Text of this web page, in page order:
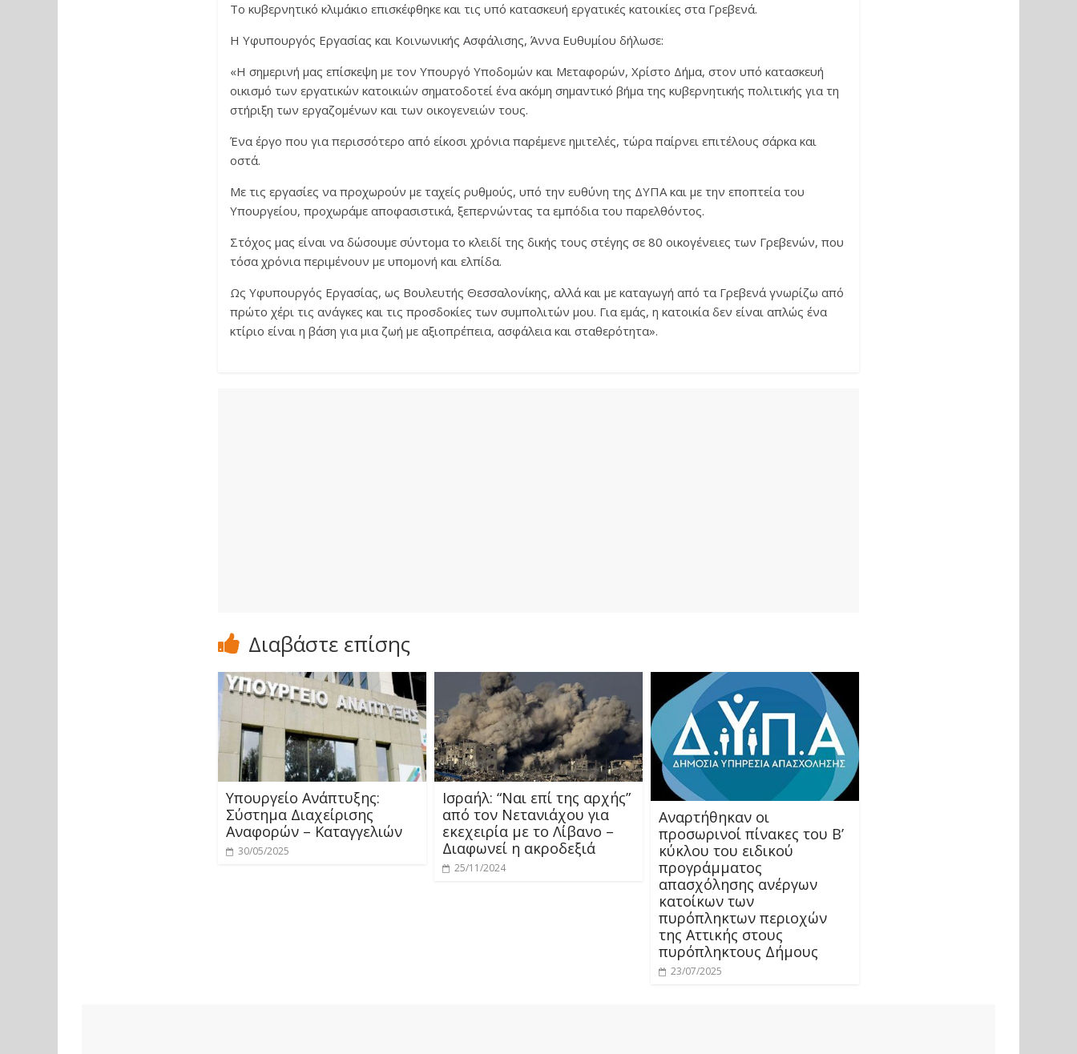
Το κυβερνητικό κλιμάκιο επισκέφθηκε και τις υπό κατασκευή εργατικές κατοικίες στα Γρεβενά.
Η Υφυπουργός Εργασίας και Κοινωνικής Ασφάλισης, Άννα Ευθυμίου δήλωσε:
«Η σημερινή μας επίσκεψη με τον Υπουργό Υποδομών και Μεταφορών, Χρίστο Δήμα, στον υπό κατασκευή
οικισμό των εργατικών κατοικιών σηματοδοτεί ένα ακόμη σημαντικό βήμα της κυβερνητικής πολιτικής για τη
στήριξη των εργαζομένων και των οικογενειών τους.
Ένα έργο που για περισσότερο από είκοσι χρόνια παρέμενε ημιτελές, τώρα παίρνει επιτέλους σάρκα και
οστά.
Με τις εργασίες να προχωρούν με ταχείς ρυθμούς, υπό την ευθύνη της ΔΥΠΑ και με την εποπτεία του
Υπουργείου, προχωράμε αποφασιστικά, ξεπερνώντας τα εμπόδια του παρελθόντος.
Στόχος μας είναι να δώσουμε σύντομα το κλειδί της δικής τους στέγης σε 80 οικογένειες των Γρεβενών, που
τόσα χρόνια περιμένουν με υπομονή και ελπίδα.
Ως Υφυπουργός Εργασίας, ως Βουλευτής Θεσσαλονίκης, αλλά και με καταγωγή από τα Γρεβενά γνωρίζω από
πρώτο χέρι τις ανάγκες και τις προσδοκίες των συμπολιτών μου. Για εμάς, η κατοικία δεν είναι απλώς ένα
κτίριο είναι η βάση για μια ζωή με αξιοπρέπεια, ασφάλεια και σταθερότητα».
Διαβάστε επίσης
Υπουργείο Ανάπτυξης:
Σύστημα Διαχείρισης
Αναφορών – Καταγγελιών
30/05/2025
Ισραήλ: “Ναι επί της αρχής”
από τον Νετανιάχου για
εκεχειρία με το Λίβανο –
Διαφωνεί η ακροδεξιά
25/11/2024
Αναρτήθηκαν οι
προσωρινοί πίνακες του Β’
κύκλου του ειδικού
προγράμματος
απασχόλησης ανέργων
κατοίκων των
πυρόπληκτων περιοχών
της Αττικής στους
πυρόπληκτους Δήμους
23/07/2025